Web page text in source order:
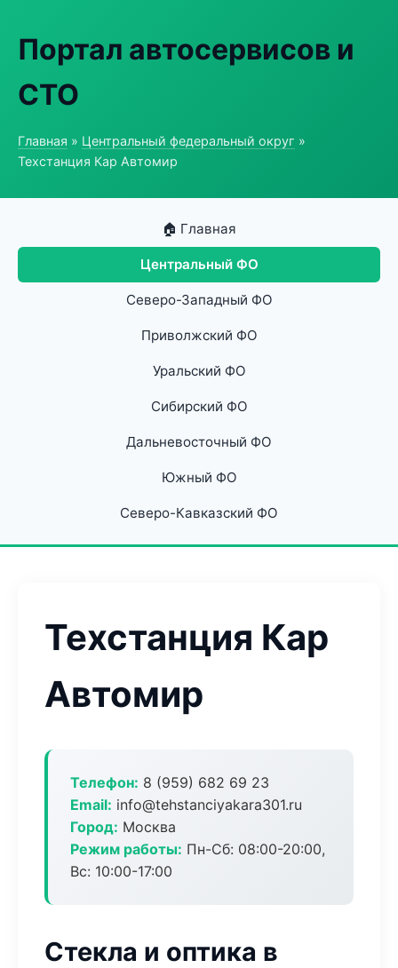
Портал автосервисов и
СТО
Главная » Центральный федеральный округ »
Техстанция Кар Автомир
🏠 Главная
Центральный ФО
Северо-Западный ФО
Приволжский ФО
Уральский ФО
Сибирский ФО
Дальневосточный ФО
Южный ФО
Северо-Кавказский ФО
Техстанция Кар
Автомир
Телефон: 8 (959) 682 69 23
Email: info@tehstanciyakara301.ru
Город: Москва
Режим работы: Пн-Сб: 08:00-20:00,
Вс: 10:00-17:00
Стекла и оптика в